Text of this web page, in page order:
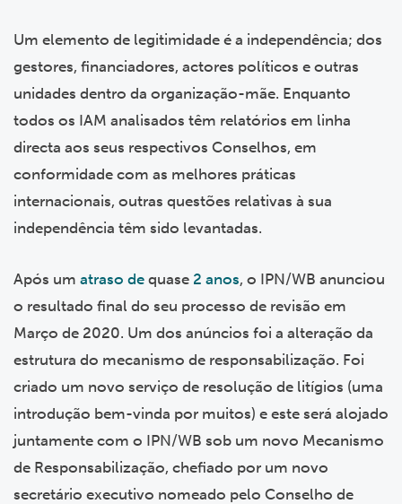
Um elemento de legitimidade é a independência; dos
gestores, financiadores, actores políticos e outras
unidades dentro da organização-mãe. Enquanto
todos os IAM analisados têm relatórios em linha
directa aos seus respectivos Conselhos, em
conformidade com as melhores práticas
internacionais, outras questões relativas à sua
independência têm sido levantadas.
Após um atraso de quase 2 anos, o IPN/WB anunciou
o resultado final do seu processo de revisão em
Março de 2020. Um dos anúncios foi a alteração da
estrutura do mecanismo de responsabilização. Foi
criado um novo serviço de resolução de litígios (uma
introdução bem-vinda por muitos) e este será alojado
juntamente com o IPN/WB sob um novo Mecanismo
de Responsabilização, chefiado por um novo
secretário executivo nomeado pelo Conselho de